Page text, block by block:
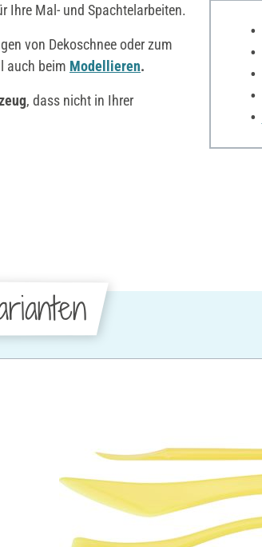
Ihre Mal- und Spachtelarbeiten.
von Dekoschnee oder zum
auch beim Modellieren.
, dass nicht in Ihrer